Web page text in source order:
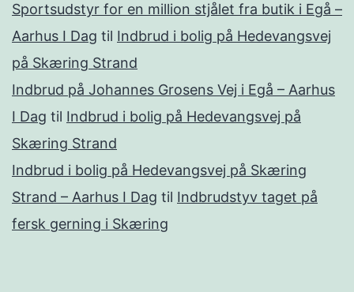
Sportsudstyr for en million stjålet fra butik i Egå –
Aarhus I Dag til Indbrud i bolig på Hedevangsvej
på Skæring Strand
Indbrud på Johannes Grosens Vej i Egå – Aarhus
I Dag til Indbrud i bolig på Hedevangsvej på
Skæring Strand
Indbrud i bolig på Hedevangsvej på Skæring
Strand – Aarhus I Dag til Indbrudstyv taget på
fersk gerning i Skæring